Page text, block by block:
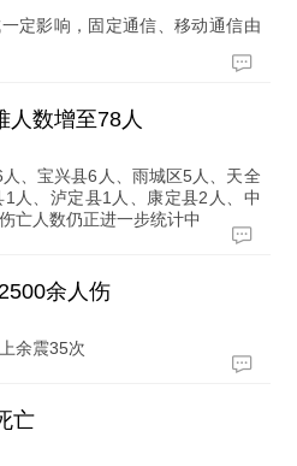
定影响，固定通信、移动通信由
人数增至78人
、宝兴县6人、雨城区5人、天全
人、泸定县1人、康定县2人、中
亡人数仍正进一步统计中
余人伤
余震35次
亡